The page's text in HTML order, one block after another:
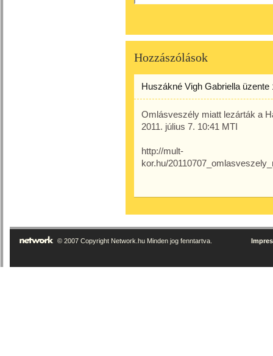
Hozzászólások
Huszákné Vigh Gabriella üzente
Omlásveszély miatt lezárták a
2011. július 7. 10:41 MTI
http://mult-
kor.hu/
© 2007 Copyright Network.hu Minden jog fenntartva.